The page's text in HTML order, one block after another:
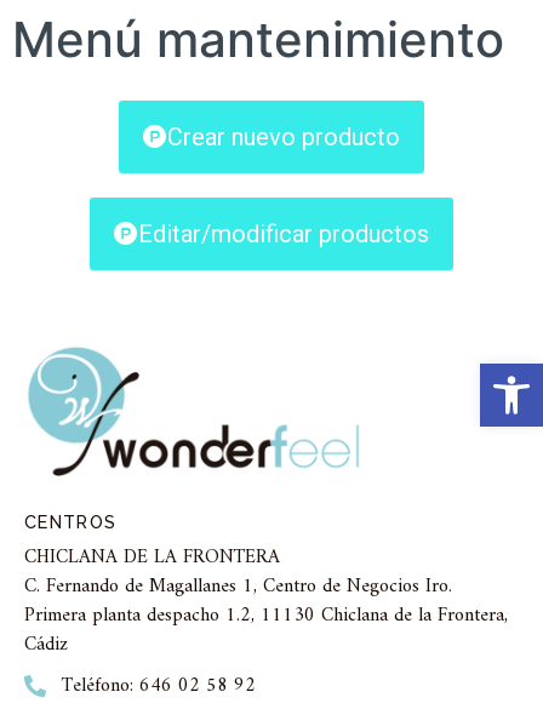
Abrir
Menú mantenimiento
Crear nuevo producto
Editar/modificar productos
CENTROS
CHICLANA DE LA FRONTERA
C. Fernando de Magallanes 1, Centro de Negocios Iro.
Primera planta despacho 1.2, 11130 Chiclana de la Frontera,
Cádiz
Teléfono: 646 02 58 92